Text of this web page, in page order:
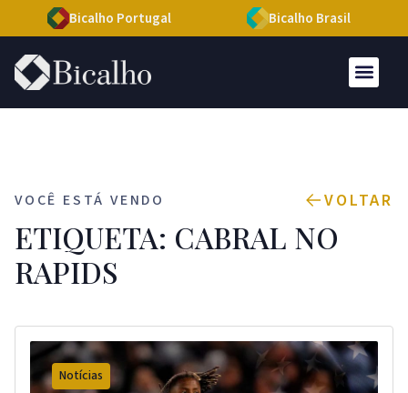
Bicalho Portugal Bicalho Brasil
VOCÊ ESTÁ VENDO VOLTAR
ETIQUETA: CABRAL NO
RAPIDS
Notícias